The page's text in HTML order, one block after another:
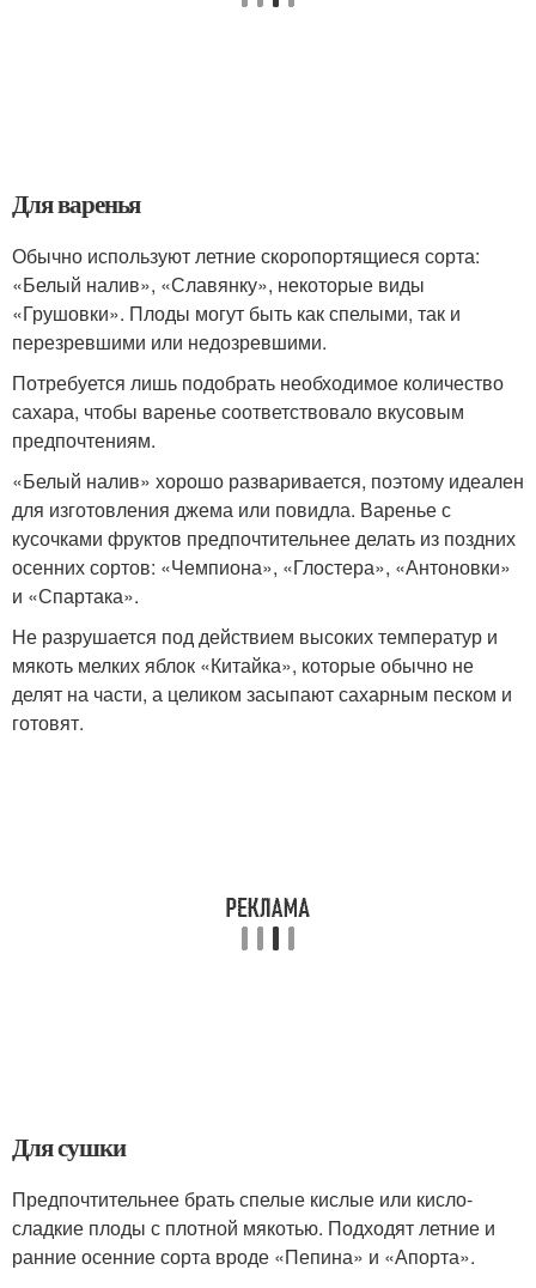
Для варенья
Обычно используют летние скоропортящиеся сорта:
«Белый налив», «Славянку», некоторые виды
«Грушовки». Плоды могут быть как спелыми, так и
перезревшими или недозревшими.
Потребуется лишь подобрать необходимое количество
сахара, чтобы варенье соответствовало вкусовым
предпочтениям.
«Белый налив» хорошо разваривается, поэтому идеален
для изготовления джема или повидла. Варенье с
кусочками фруктов предпочтительнее делать из поздних
осенних сортов: «Чемпиона», «Глостера», «Антоновки»
и «Спартака».
Не разрушается под действием высоких температур и
мякоть мелких яблок «Китайка», которые обычно не
делят на части, а целиком засыпают сахарным песком и
готовят.
Для сушки
Предпочтительнее брать спелые кислые или кисло-
сладкие плоды с плотной мякотью. Подходят летние и
ранние осенние сорта вроде «Пепина» и «Апорта».